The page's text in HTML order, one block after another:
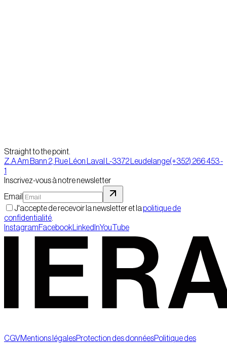
Straight to the point.
Z.A Am Bann 2, Rue Léon Laval L-3372 Leudelange(+352) 266 453 -
1
Inscrivez-vous à notre newsletter
Email
J'accepte de recevoir la newsletter et lapolitique de
confidentialité
InstagramFacebook LinkedInYouTube
CGVMentions légalesProtection des donnéesPolitique des